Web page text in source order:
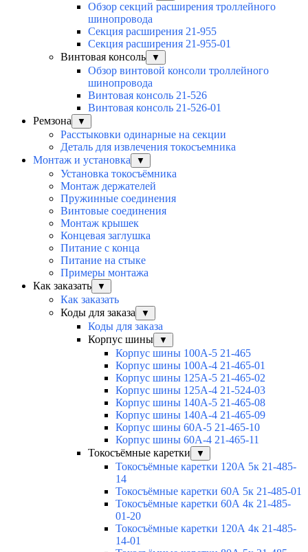
Обзор секций расширения троллейного
шинопровода
Секция расширения 21-955
Секция расширения 21-955-01
Винтовая консоль
▼
Обзор винтовой консоли троллейного
шинопровода
Винтовая консоль 21-526
Винтовая консоль 21-526-01
Ремзона
▼
Расстыковки одинарные на секции
Деталь для извлечения токосъемника
Монтаж и установка
▼
Установка токосъёмника
Монтаж держателей
Пружинные соединения
Винтовые соединения
Монтаж крышек
Концевая заглушка
Питание с конца
Питание на стыке
Примеры монтажа
Как заказать
▼
Как заказать
Коды для заказа
▼
Коды для заказа
Корпус шины
▼
Корпус шины 100А-5 21-465
Корпус шины 100А-4 21-465-01
Корпус шины 125А-5 21-465-02
Корпус шины 125А-4 21-524-03
Корпус шины 140А-5 21-465-08
Корпус шины 140А-4 21-465-09
Корпус шины 60А-5 21-465-10
Корпус шины 60А-4 21-465-11
Токосъёмные каретки
▼
Токосъёмные каретки 120А 5к 21-485-
14
Токосъёмные каретки 60А 5к 21-485-01
Токосъёмные каретки 60А 4к 21-485-
01-20
Токосъёмные каретки 120А 4к 21-485-
14-01